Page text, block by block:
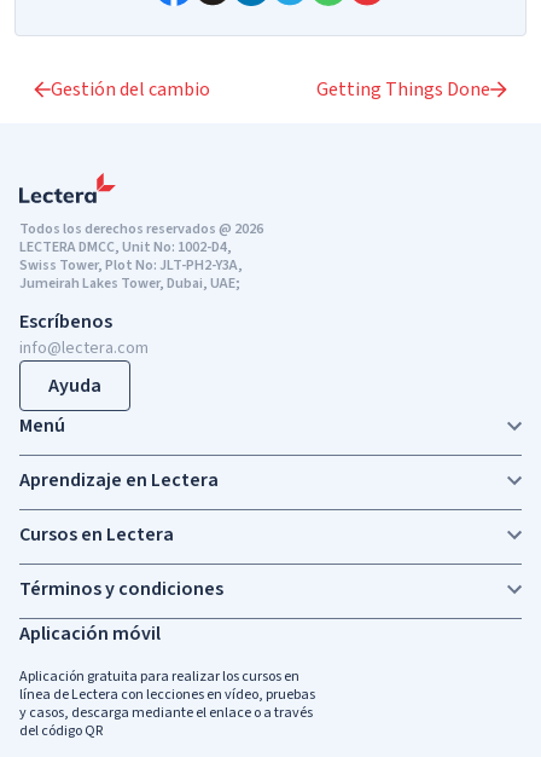
Gestión del cambio Getting Things Done
Todos los derechos reservados @ 2026
LECTERA DMCC, Unit No: 1002-D4,
Swiss Tower, Plot No: JLT-PH2-Y3A,
Jumeirah Lakes Tower, Dubai, UAE;
Escríbenos
info@lectera.com
Ayuda
Menú
Aprendizaje en Lectera
Cursos en Lectera
Términos y condiciones
Aplicación móvil
Aplicación gratuita para realizar los cursos en
línea de Lectera con lecciones en vídeo, pruebas
y casos, descarga mediante el enlace o a través
del código QR